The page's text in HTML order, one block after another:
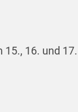
15., 16. und 17.